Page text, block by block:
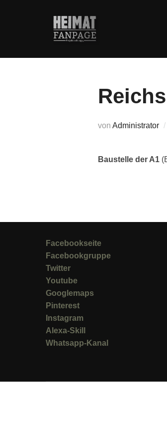
von Administrator
Baustelle der A1
Facebookseite
Facebookgruppe
Twitter
Youtube
Googlemaps
Pinterest
Instagram
Alexa-Skill
Whatsapp-Kanal